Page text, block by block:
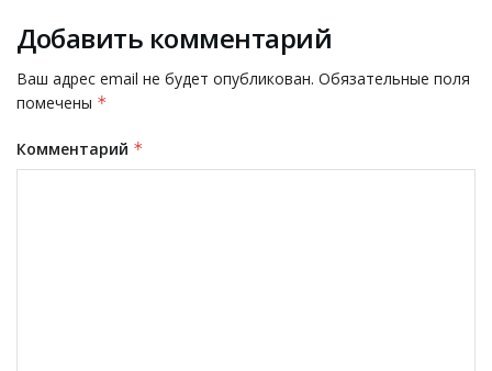
Добавить комментарий
Ваш адрес email не будет опубликован. Обязательные поля
помечены *
Комментарий *